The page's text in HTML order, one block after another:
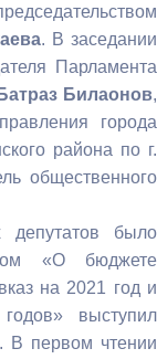
. В заседании
Парламента
Батраз Билаонов,
города
района по г.
общественного
депутатов было
«О бюджете
на 2021 год и
выступил
. В первом чтении